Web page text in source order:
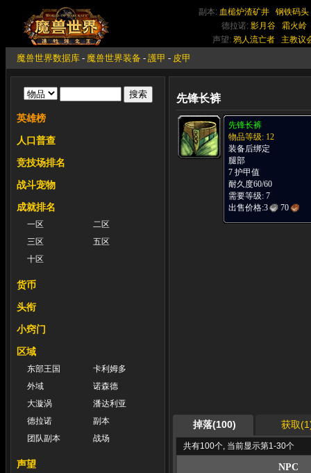
副本: 血槌炉渣矿井
钢铁码头
德拉诺: 影月谷
霜火岭
声望: 鸦人流亡者 主教议
魔兽世界数据库 - 魔兽世界装备 - 護甲 - 皮甲
英雄榜
人口普查
竞技场排名
战斗宠物
成就排名
一区
二区
三区
五区
十区
货币
头衔
小窍门
区域
东部王国
卡利姆多
外域
诺森德
大漩涡
潘达利亚
德拉诺
副本
团队副本
战场
声望
先锋长裤
先锋长裤
物品等级: 12
装备后绑定
腿部
7 护甲值
耐久度60/60
需要等级: 7
出售价格:3 70
掉落(100) 获取
共有100个, 当前显示第1-30个
NPC